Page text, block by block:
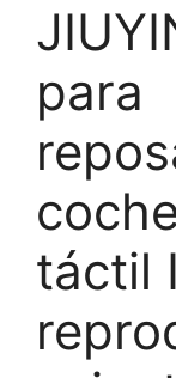
para
táctil